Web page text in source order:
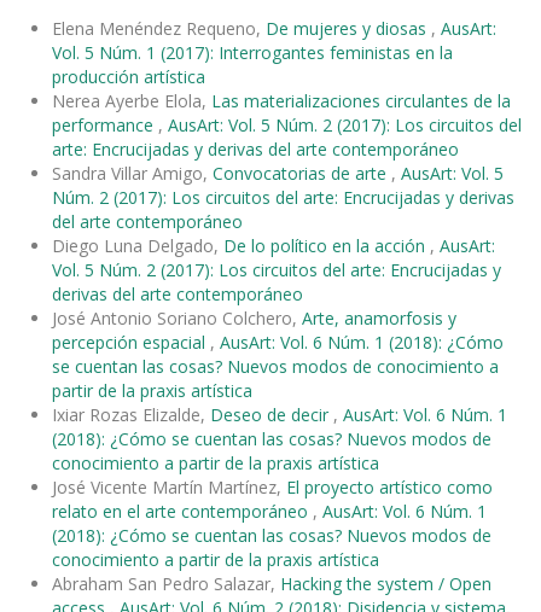
Elena Menéndez Requeno, De mujeres y diosas , AusArt:
Vol. 5 Núm. 1 (2017): Interrogantes feministas en la
producción artística
Nerea Ayerbe Elola, Las materializaciones circulantes de la
performance , AusArt: Vol. 5 Núm. 2 (2017): Los circuitos del
arte: Encrucijadas y derivas del arte contemporáneo
Sandra Villar Amigo, Convocatorias de arte , AusArt: Vol. 5
Núm. 2 (2017): Los circuitos del arte: Encrucijadas y derivas
del arte contemporáneo
Diego Luna Delgado, De lo político en la acción , AusArt:
Vol. 5 Núm. 2 (2017): Los circuitos del arte: Encrucijadas y
derivas del arte contemporáneo
José Antonio Soriano Colchero, Arte, anamorfosis y
percepción espacial , AusArt: Vol. 6 Núm. 1 (2018): ¿Cómo
se cuentan las cosas? Nuevos modos de conocimiento a
partir de la praxis artística
Ixiar Rozas Elizalde, Deseo de decir , AusArt: Vol. 6 Núm. 1
(2018): ¿Cómo se cuentan las cosas? Nuevos modos de
conocimiento a partir de la praxis artística
José Vicente Martín Martínez, El proyecto artístico como
relato en el arte contemporáneo , AusArt: Vol. 6 Núm. 1
(2018): ¿Cómo se cuentan las cosas? Nuevos modos de
conocimiento a partir de la praxis artística
Abraham San Pedro Salazar, Hacking the system / Open